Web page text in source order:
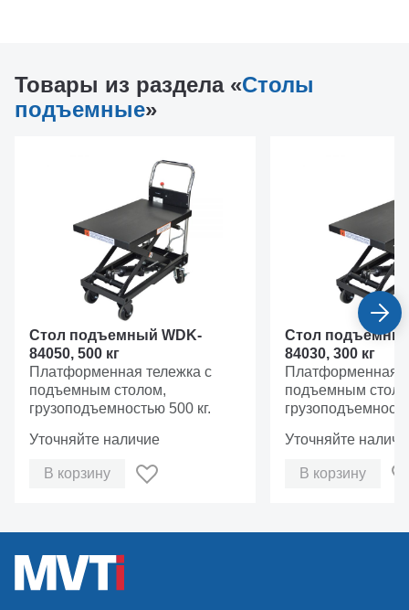
Товары из раздела «Столы
подъемные»
Стол подъемный WDK-
84050, 500 кг
Платформенная тележка с
подъемным столом,
грузоподъемностью 500 кг.
Уточняйте наличие
В корзину
Стол
84030, 300 кг
Платформенная
подъемным
Уточняйте
В корзину